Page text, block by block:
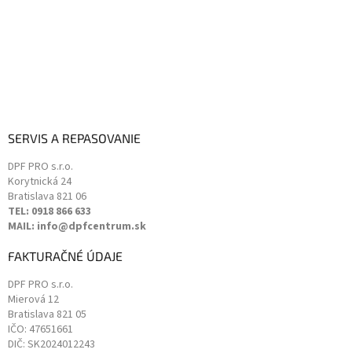
SERVIS A REPASOVANIE
DPF PRO s.r.o.
Korytnická 24
Bratislava 821 06
TEL: 0918 866 633
MAIL: info@dpfcentrum.sk
FAKTURAČNÉ ÚDAJE
DPF PRO s.r.o.
Mierová 12
Bratislava 821 05
IČO: 47651661
DIČ: SK2024012243